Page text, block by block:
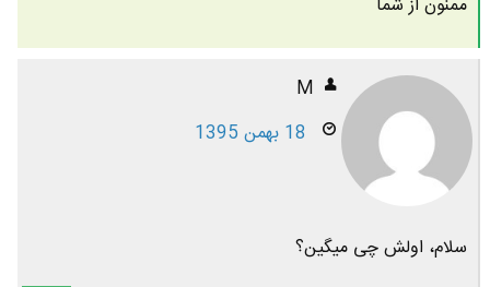
ممنون از شما
M
18 بهمن 1395
سلام، اولش چی میگین؟